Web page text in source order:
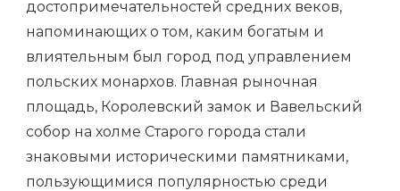
достопримечательностей средних веков,
напоминающих о том, каким богатым и
влиятельным был город под управлением
польских монархов. Главная рыночная
площадь, Королевский замок и Вавельский
собор на холме Старого города стали
знаковыми историческими памятниками,
пользующимися популярностью среди